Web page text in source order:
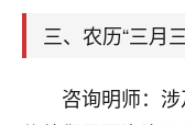
三、农历“三月
咨询明师：涉
我是做餐饮的